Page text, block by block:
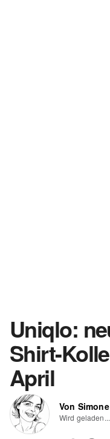
Uniqlo:
Shirt-
April
Von
Wird geladen...